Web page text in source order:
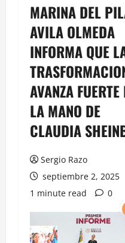
MARINA DEL
AVILA OLMEDA
INFORMA QUE
AVANZA FUERTE
LA MANO DE
CLAUDIA
Sergio Razo
septiembre 2, 2025
1 minute read
0